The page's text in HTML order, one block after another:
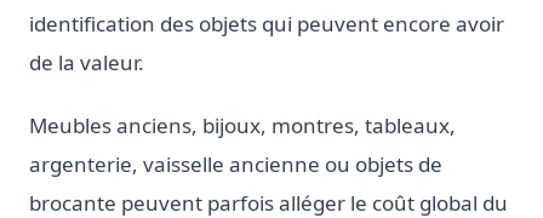
identification des objets qui peuvent encore avoir
de la valeur.
Meubles anciens, bijoux, montres, tableaux,
argenterie, vaisselle ancienne ou objets de
brocante peuvent parfois alléger le coût global du